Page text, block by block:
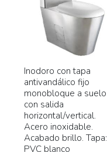
Inodoro con tapa
antivandálico fijo
monobloque a suelo
con salida
horizontal/vertical.
Acero inoxidable.
Acabado brillo. Tapa:
PVC blanco